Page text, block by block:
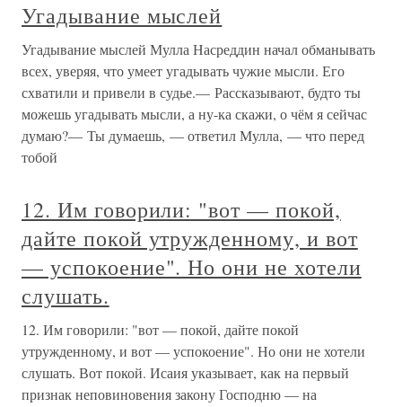
Угадывание мыслей
Угадывание мыслей Мулла Насреддин начал обманывать
всех, уверяя, что умеет угадывать чужие мысли. Его
схватили и привели в судье.— Рассказывают, будто ты
можешь угадывать мысли, а ну-ка скажи, о чём я сейчас
думаю?— Ты думаешь, — ответил Мулла, — что перед
тобой
12. Им говорили: "вот — покой,
дайте покой утружденному, и вот
— успокоение". Но они не хотели
слушать.
12. Им говорили: "вот — покой, дайте покой
утружденному, и вот — успокоение". Но они не хотели
слушать. Вот покой. Исаия указывает, как на первый
признак неповиновения закону Господню — на